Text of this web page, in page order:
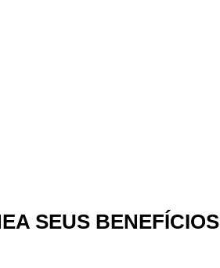
SEUS BENEFÍCIOS